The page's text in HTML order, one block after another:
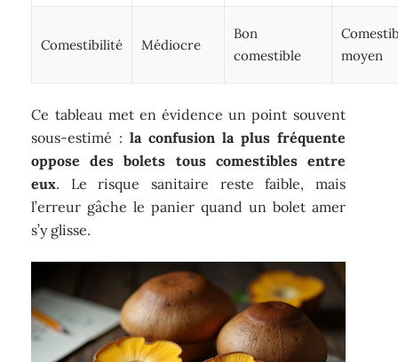
Comestibilité Médiocre
Bon
comestible
moyen
Ce tableau met en évidence un point souvent
sous-estimé :la confusion la plus fréquente
oppose des bolets tous comestibles entre
eux. Le risque sanitaire reste faible, mais
l’erreur gâche le panier quand un bolet amer
s’y glisse.